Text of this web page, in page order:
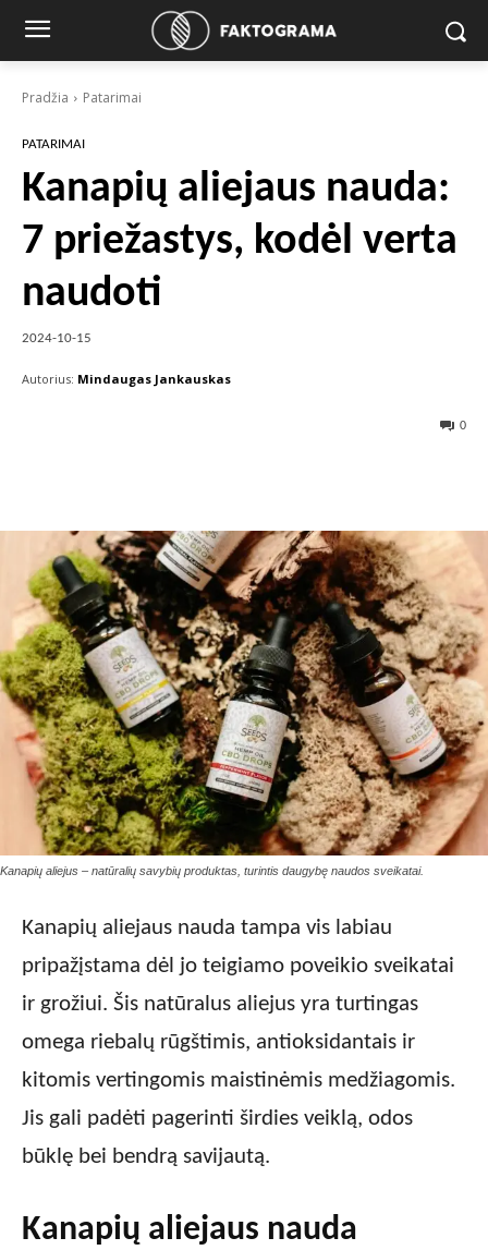
Pradžia Patarimai
PATARIMAI
Kanapių aliejaus nauda:
7 priežastys, kodėl verta
naudoti
2024-10-15
Autorius: Mindaugas Jankauskas
0
Kanapių aliejus – natūralių savybių produktas, turintis daugybę naudos sveikatai.
Kanapių aliejaus nauda tampa vis labiau
pripažįstama dėl jo teigiamo poveikio sveikatai
ir grožiui. Šis natūralus aliejus yra turtingas
omega riebalų rūgštimis, antioksidantais ir
kitomis vertingomis maistinėmis medžiagomis.
Jis gali padėti pagerinti širdies veiklą, odos
būklę bei bendrą savijautą.
Kanapių aliejaus nauda